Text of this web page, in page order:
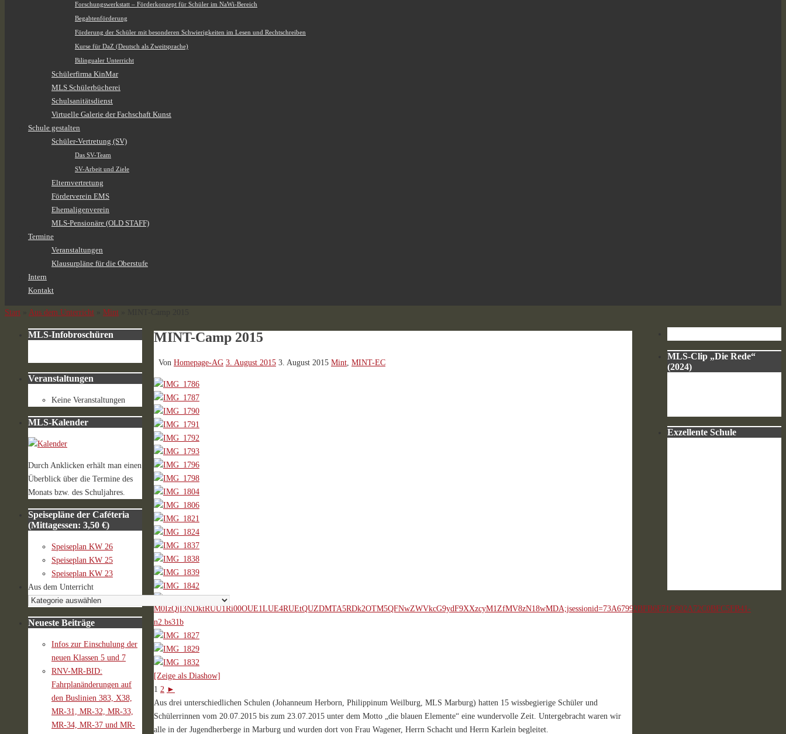
Forschungswerkstatt – Förderkonzept für Schüler im NaWi-Bereich
Begabtenförderung
Förderung der Schüler mit besonderen Schwierigkeiten im Lesen und Rechtschreiben
Kurse für DaZ (Deutsch als Zweitsprache)
Bilingualer Unterricht
Schülerfirma KinMar
MLS Schülerbücherei
Schulsanitätsdienst
Virtuelle Galerie der Fachschaft Kunst
Schule gestalten
Schüler-Vertretung (SV)
Das SV-Team
SV-Arbeit und Ziele
Elternvertretung
Förderverein EMS
Ehemaligenverein
MLS-Pensionäre (OLD STAFF)
Termine
Veranstaltungen
Klausurpläne für die Oberstufe
Intern
Kontakt
Start Aus dem Unterricht Mint
MINT-Camp 2015
Von Homepage-AG 3. August 2015 3. August 2015 Mint MINT-EC
[Zeige als Diashow]
1 2 ►
Aus drei unterschiedlichen Schulen (Johanneum Herborn, Philippinum Weilburg, MLS Marburg) hatten 15 wissbegierige Schüler und
Schülerrinnen vom 20.07.2015 bis zum 23.07.2015 unter dem Motto „die blauen Elemente“ eine wundervolle Zeit. Untergebracht waren wir
alle in der Jugendherberge in Marburg und wurden dort von Frau Wagener, Herrn Schacht und Herrn Karlein begleitet.
MLS-Infobroschüren
Veranstaltungen
Keine Veranstaltungen
MLS-Kalender
Durch Anklicken erhält man einen
Überblick über die Termine des
Monats bzw. des Schuljahres.
Speisepläne der Caféteria
(Mittagessen: 3,50 €)
Speiseplan KW 26
Speiseplan KW 25
Speiseplan KW 23
Aus dem Unterricht
Neueste Beiträge
Infos zur Einschulung der
neuen Klassen 5 und 7
RNV-MR-BID:
Fahrplanänderungen auf
den Buslinien 383, X38,
MR-31, MR-32, MR-33,
MR-34, MR-37 und MR-
MLS-Clip „Die Rede“
(2024)
Exzellente Schule